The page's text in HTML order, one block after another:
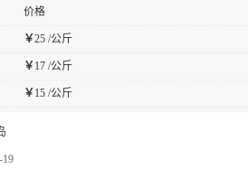
价格
￥25 /公斤
￥ 17 /公斤
￥ 15 /公斤
19